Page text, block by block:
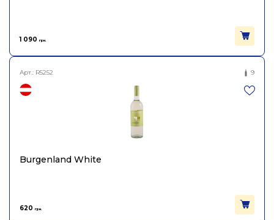
1 090 грн.
Арт.: R5252 9
Burgenland White
620 грн.